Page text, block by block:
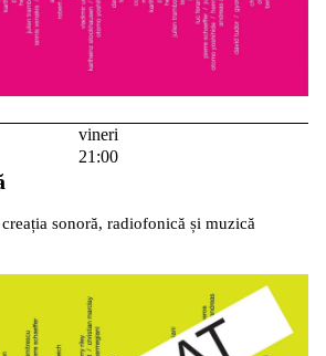
vineri
21:00
sonoră, radiofonică și muzică